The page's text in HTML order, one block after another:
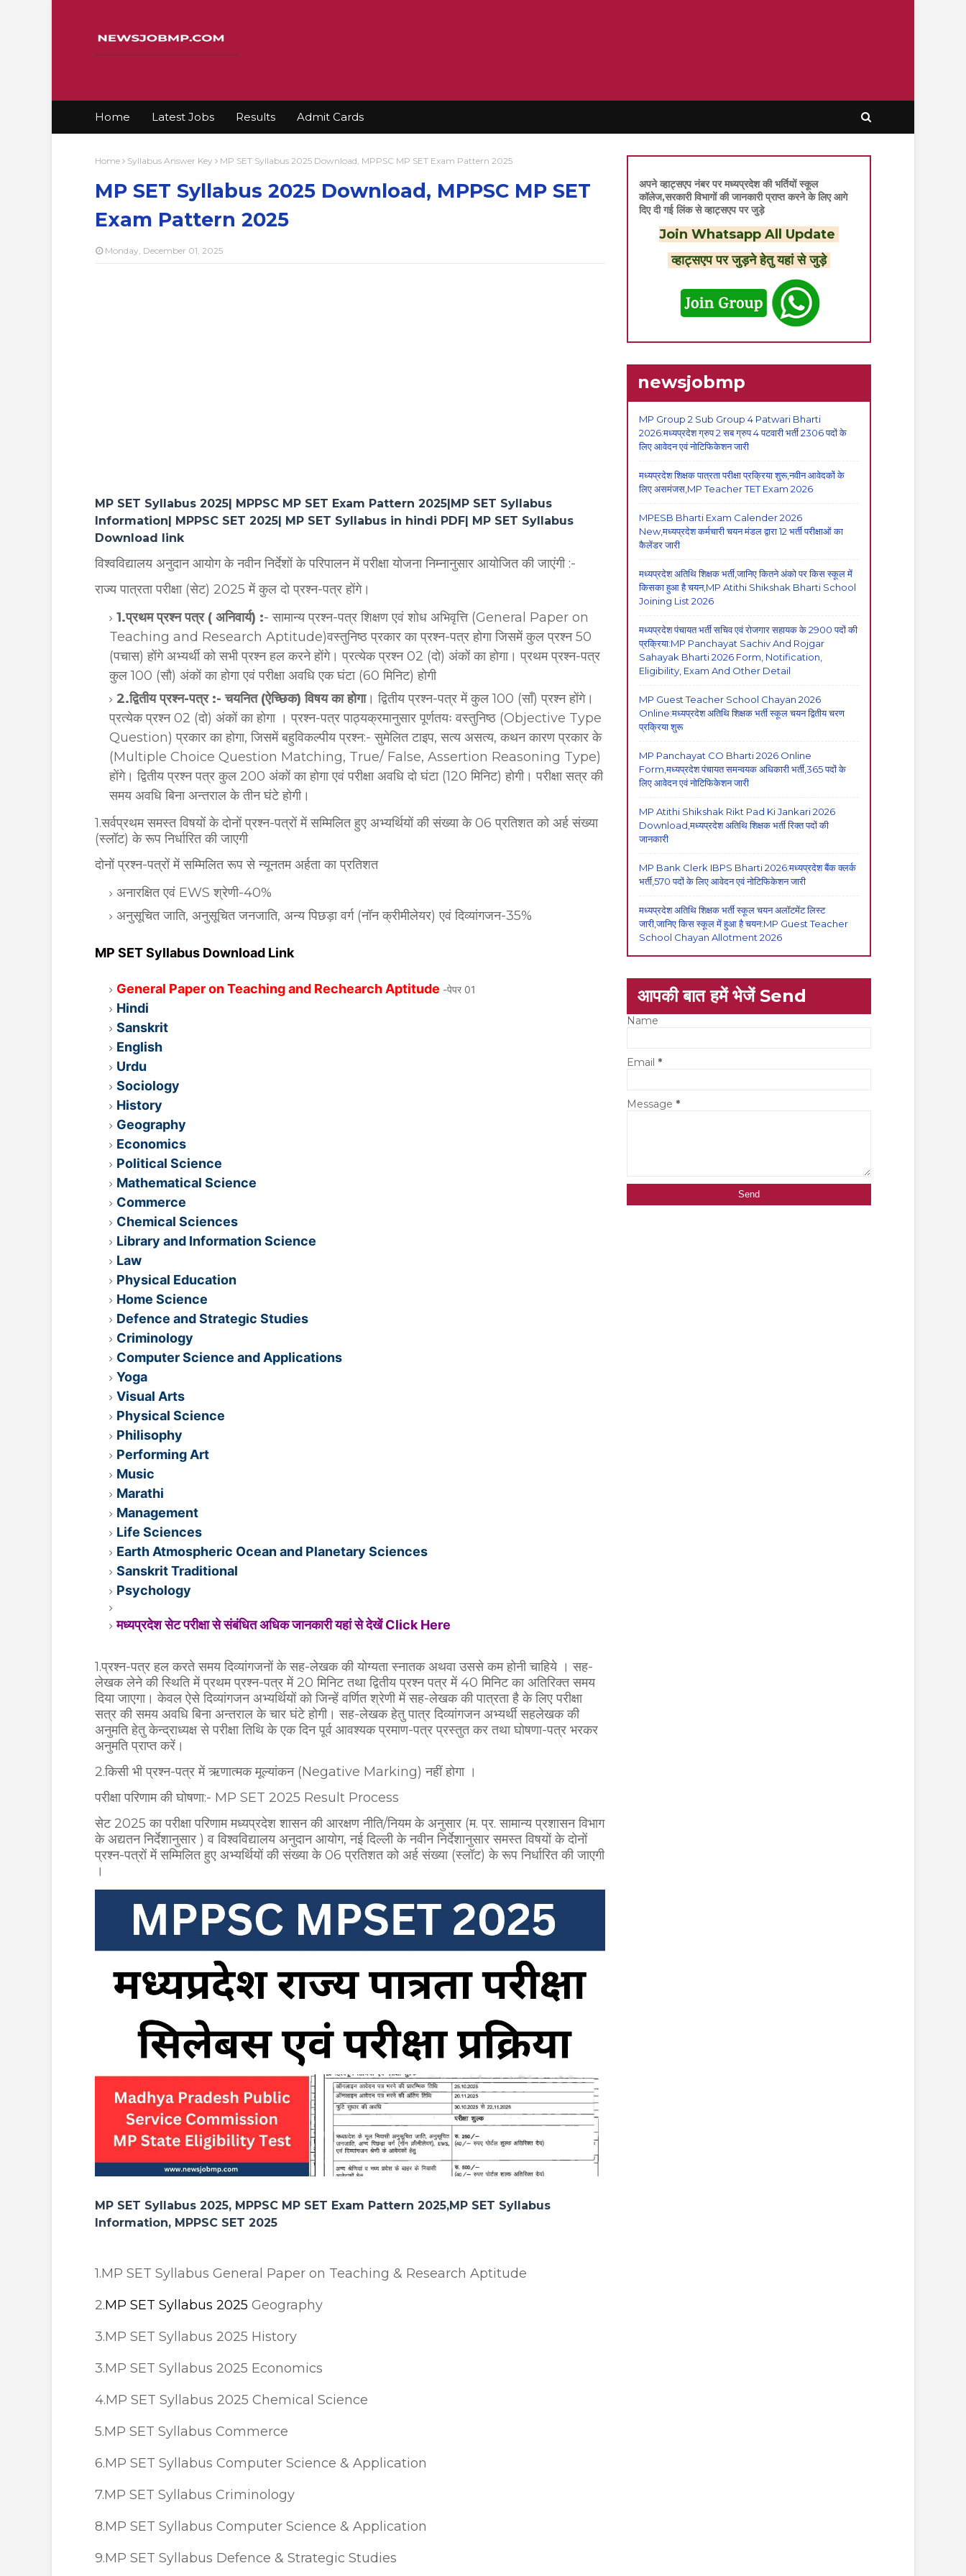
Home Latest Jobs Results Admit Cards
Home Syllabus Answer Key MP SET Syllabus 2025 Download, MPPSC MP SET Exam Pattern 2025
MP SET Syllabus 2025 Download, MPPSC MP SET
Exam Pattern 2025
Monday, December 01, 2025
MP SET Syllabus 2025| MPPSC MP SET Exam Pattern 2025|MP SET Syllabus
Information| MPPSC SET 2025| MP SET Syllabus in hindi PDF| MP SET Syllabus
Download link
विश्वविद्यालय अनुदान आयोग के नवीन निर्देशों के परिपालन में परीक्षा योजना निम्नानुसार आयोजित की जाएंगी :-
राज्य पात्रता परीक्षा (सेट) 2025 में कुल दो प्रश्न-पत्र होंगे।
1.प्रथम प्रश्न पत्र ( अनिवार्य) :- सामान्य प्रश्न-पत्र शिक्षण एवं शोध अभिवृत्ति (General Paper on
Teaching and Research Aptitude)वस्तुनिष्ठ प्रकार का प्रश्न-पत्र होगा जिसमें कुल प्रश्न 50
(पचास) होंगे अभ्यर्थी को सभी प्रश्न हल करने होंगे। प्रत्येक प्रश्न 02 (दो) अंकों का होगा। प्रथम प्रश्न-पत्र
कुल 100 (सौ) अंकों का होगा एवं परीक्षा अवधि एक घंटा (60 मिनिट) होगी
2.द्वितीय प्रश्न-पत्र :- चयनित (ऐच्छिक) विषय का होगा। द्वितीय प्रश्न-पत्र में कुल 100 (साँ) प्रश्न होंगे।
प्रत्येक प्रश्न 02 (दो) अंकों का होगा । प्रश्न-पत्र पाठ्यक्रमानुसार पूर्णतयः वस्तुनिष्ठ (Objective Type
Question) प्रकार का होगा, जिसमें बहुविकल्पीय प्रश्न:- सुमेलित टाइप, सत्य असत्य, कथन कारण प्रकार के
(Multiple Choice Question Matching, True/ False, Assertion Reasoning Type)
होंगे। द्वितीय प्रश्न पत्र कुल 200 अंकों का होगा एवं परीक्षा अवधि दो घंटा (120 मिनिट) होगी। परीक्षा सत्र की
समय अवधि बिना अन्तराल के तीन घंटे होगी।
1.सर्वप्रथम समस्त विषयों के दोनों प्रश्न-पत्रों में सम्मिलित हुए अभ्यर्थियों की संख्या के 06 प्रतिशत को अर्ह संख्या
(स्लॉट) के रूप निर्धारित की जाएगी
दोनों प्रश्न-पत्रों में सम्मिलित रूप से न्यूनतम अर्हता का प्रतिशत
अनारक्षित एवं EWS श्रेणी-40%
अनुसूचित जाति, अनुसूचित जनजाति, अन्य पिछड़ा वर्ग (नॉन क्रीमीलेयर) एवं दिव्यांगजन-35%
MP SET Syllabus Download Link
General Paper on Teaching and Rechearch Aptitude -पेपर 01
Hindi
Sanskrit
English
Urdu
Sociology
History
Geography
Economics
Political Science
Mathematical Science
Commerce
Chemical Sciences
Library and Information Science
Law
Physical Education
Home Science
Defence and Strategic Studies
Criminology
Computer Science and Applications
Yoga
Visual Arts
Physical Science
Philisophy
Performing Art
Music
Marathi
Management
Life Sciences
Earth Atmospheric Ocean and Planetary Sciences
Sanskrit Traditional
Psychology
मध्यप्रदेश सेट परीक्षा से संबंधित अधिक जानकारी यहां से देखें Click Here
1.प्रश्न-पत्र हल करते समय दिव्यांगजनों के सह-लेखक की योग्यता स्नातक अथवा उससे कम होनी चाहिये । सह-
लेखक लेने की स्थिति में प्रथम प्रश्न-पत्र में 20 मिनिट तथा द्वितीय प्रश्न पत्र में 40 मिनिट का अतिरिक्त समय
दिया जाएगा। केवल ऐसे दिव्यांगजन अभ्यर्थियों को जिन्हें वर्णित श्रेणी में सह-लेखक की पात्रता है के लिए परीक्षा
सत्र की समय अवधि बिना अन्तराल के चार घंटे होगी। सह-लेखक हेतु पात्र दिव्यांगजन अभ्यर्थी सहलेखक की
अनुमति हेतु केन्द्राध्यक्ष से परीक्षा तिथि के एक दिन पूर्व आवश्यक प्रमाण-पत्र प्रस्तुत कर तथा घोषणा-पत्र भरकर
अनुमति प्राप्त करें।
2.किसी भी प्रश्न-पत्र में ऋणात्मक मूल्यांकन (Negative Marking) नहीं होगा ।
परीक्षा परिणाम की घोषणा:- MP SET 2025 Result Process
सेट 2025 का परीक्षा परिणाम मध्यप्रदेश शासन की आरक्षण नीति/नियम के अनुसार (म. प्र. सामान्य प्रशासन विभाग
के अद्यतन निर्देशानुसार ) व विश्वविद्यालय अनुदान आयोग, नई दिल्ली के नवीन निर्देशानुसार समस्त विषयों के दोनों
प्रश्न-पत्रों में सम्मिलित हुए अभ्यर्थियों की संख्या के 06 प्रतिशत को अर्ह संख्या (स्लॉट) के रूप निर्धारित की जाएगी
।
MP SET Syllabus 2025, MPPSC MP SET Exam Pattern 2025,MP SET Syllabus
Information, MPPSC SET 2025
1.MP SET Syllabus General Paper on Teaching & Research Aptitude
2.MP SET Syllabus 2025 Geography
3.MP SET Syllabus 2025 History
3.MP SET Syllabus 2025 Economics
4.MP SET Syllabus 2025 Chemical Science
5.MP SET Syllabus Commerce
6.MP SET Syllabus Computer Science & Application
7.MP SET Syllabus Criminology
8.MP SET Syllabus Computer Science & Application
9.MP SET Syllabus Defence & Strategic Studies
अपने व्हाट्सएप नंबर पर मध्यप्रदेश की भर्तियों स्कूल
कॉलेज,सरकारी विभागों की जानकारी प्राप्त करने के लिए आगे
दिए दी गई लिंक से व्हाट्सएप पर जुड़े
Join Whatsapp All Update
व्हाट्सएप पर जुड़ने हेतु यहां से जुड़े
newsjobmp
MP Group 2 Sub Group 4 Patwari Bharti
2026:मध्यप्रदेश ग्रुप 2 सब ग्रुप 4 पटवारी भर्ती 2306 पदों के
लिए आवेदन एवं नोटिफिकेशन जारी
मध्यप्रदेश शिक्षक पात्रता परीक्षा प्रक्रिया शुरू,नवीन आवेदकों के
लिए असमंजस,MP Teacher TET Exam 2026
MPESB Bharti Exam Calender 2026
New,मध्यप्रदेश कर्मचारी चयन मंडल द्वारा 12 भर्ती परीक्षाओं का
कैलेंडर जारी
मध्यप्रदेश अतिथि शिक्षक भर्ती,जानिए कितने अंको पर किस स्कूल में
किसका हुआ है चयन,MP Atithi Shikshak Bharti School
Joining List 2026
मध्यप्रदेश पंचायत भर्ती सचिव एवं रोजगार सहायक के 2900 पदों की
प्रक्रिया:MP Panchayat Sachiv And Rojgar
Sahayak Bharti 2026 Form, Notification,
Eligibility, Exam And Other Detail
MP Guest Teacher School Chayan 2026
Online:मध्यप्रदेश अतिथि शिक्षक भर्ती स्कूल चयन द्वितीय चरण
प्रक्रिया शुरू
MP Panchayat CO Bharti 2026 Online
Form,मध्यप्रदेश पंचायत समन्वयक अधिकारी भर्ती,365 पदों के
लिए आवेदन एवं नोटिफिकेशन जारी
MP Atithi Shikshak Rikt Pad Ki Jankari 2026
Download,मध्यप्रदेश अतिथि शिक्षक भर्ती रिक्त पदों की
जानकारी
MP Bank Clerk IBPS Bharti 2026:मध्यप्रदेश बैंक क्लर्क
भर्ती,570 पदों के लिए आवेदन एवं नोटिफिकेशन जारी
मध्यप्रदेश अतिथि शिक्षक भर्ती स्कूल चयन अलॉटमेंट लिस्ट
जारी,जानिए किस स्कूल में हुआ है चयन:MP Guest Teacher
School Chayan Allotment 2026
आपकी बात हमें भेजें Send
Name
Email *
Message *